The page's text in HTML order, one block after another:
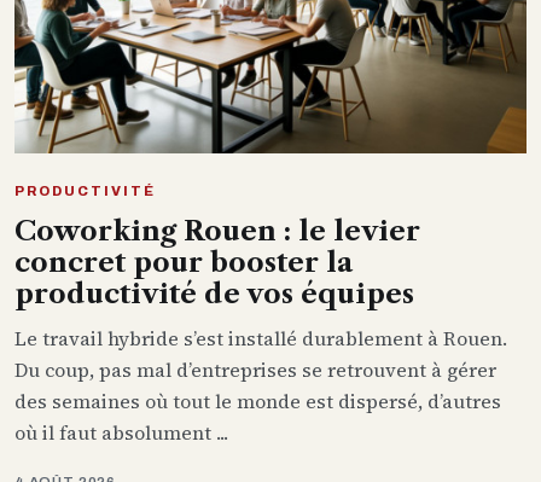
PRODUCTIVITÉ
Coworking Rouen : le levier
concret pour booster la
productivité de vos équipes
Le travail hybride s’est installé durablement à Rouen.
Du coup, pas mal d’entreprises se retrouvent à gérer
des semaines où tout le monde est dispersé, d’autres
où il faut absolument ...